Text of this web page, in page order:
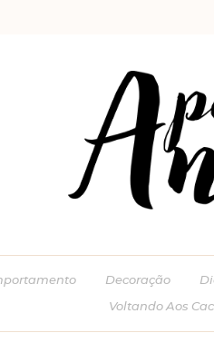
Decoração
Voltando Aos